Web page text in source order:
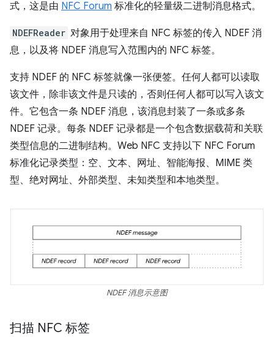
式，这是由 NFC Forum 标准化的轻量级二进制消息格式。
NDEFReader 对象用于处理来自 NFC 标签的传入 NDEF 消
息，以及将 NDEF 消息写入范围内的 NFC 标签。
支持 NDEF 的 NFC 标签就像一张便签。任何人都可以读取
该文件，除非该文件是只读的，否则任何人都可以写入该文
件。它包含一条 NDEF 消息，该消息封装了一条或多条
NDEF 记录。每条 NDEF 记录都是一个包含数据载荷和关联
类型信息的二进制结构。Web NFC 支持以下 NFC Forum
标准化记录类型：空、文本、网址、智能海报、MIME 类
型、绝对网址、外部类型、未知类型和本地类型。
NDEF 消息示意图
扫描 NFC 标签